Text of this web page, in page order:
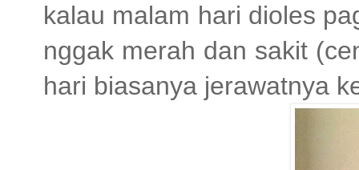
kalau malam hari dioles
nggak merah dan sakit
hari biasanya jerawatnya